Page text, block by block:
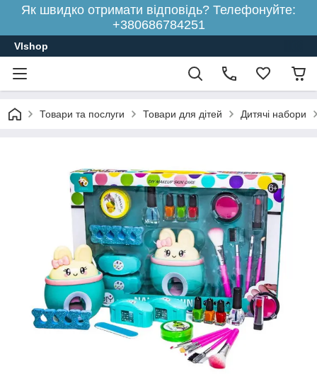
Як швидко отримати відповідь? Телефонуйте:
+380686784251
Vlshop
Товари та послуги Товари для дітей Дитячі набори